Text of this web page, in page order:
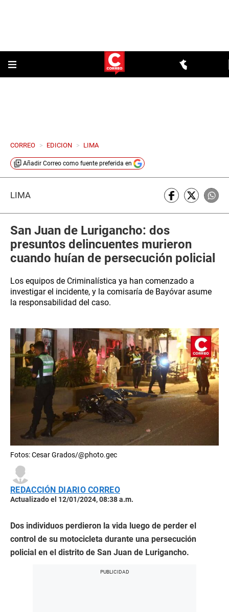
CORREO > EDICION > LIMA
Añadir Correo como fuente preferida en
LIMA
San Juan de Lurigancho: dos
presuntos delincuentes murieron
cuando huían de persecución policial
Los equipos de Criminalística ya han comenzado a
investigar el incidente, y la comisaría de Bayóvar asume
la responsabilidad del caso.
Fotos: Cesar Grados/@photo.gec
REDACCIÓN DIARIO CORREO
Actualizado el 12/01/2024, 08:38 a.m.
Dos individuos perdieron la vida luego de perder el
control de su motocicleta durante una persecución
policial en el distrito de San Juan de Lurigancho.